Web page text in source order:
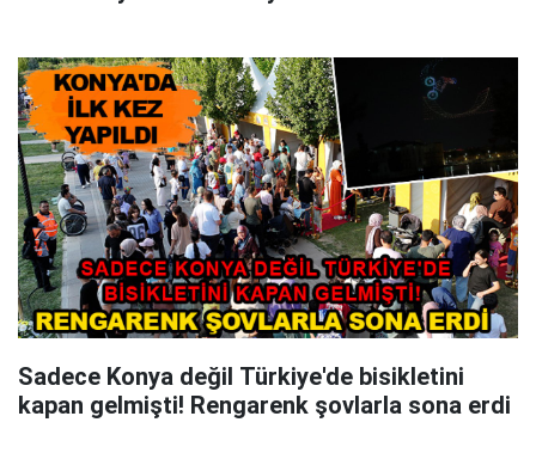
Sadece Konya değil Türkiye'de bisikletini
kapan gelmişti! Rengarenk şovlarla sona erdi